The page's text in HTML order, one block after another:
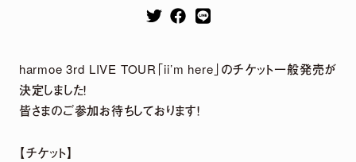
【収録楽曲】
M1.「旅しよ！don’t you？」（Tomggg Remix）
M2.「ふたりピノキオ」（yuigot Remix）
M4.「HyperLoveSong」（KOTONOHOUSE Remix）
harmoe 3rd LIVE TOUR「ii’m here」のチケット一般発売が
決定しました！
皆さまのご参加お待ちしております！
【チケット】